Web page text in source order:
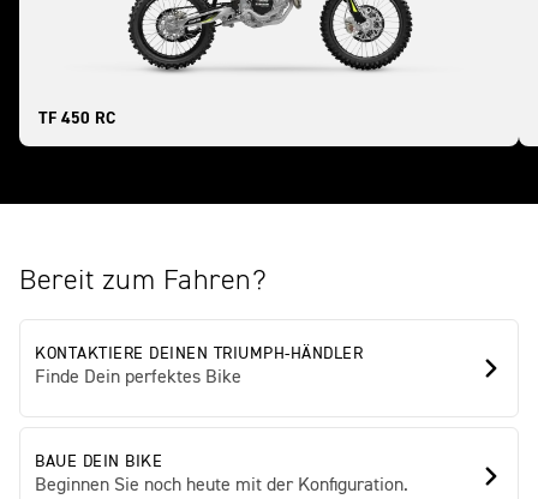
TF 450 RC
Bereit zum Fahren?
KONTAKTIERE DEINEN TRIUMPH-HÄNDLER
Finde Dein perfektes Bike
BAUE DEIN BIKE
Beginnen Sie noch heute mit der Konfiguration.